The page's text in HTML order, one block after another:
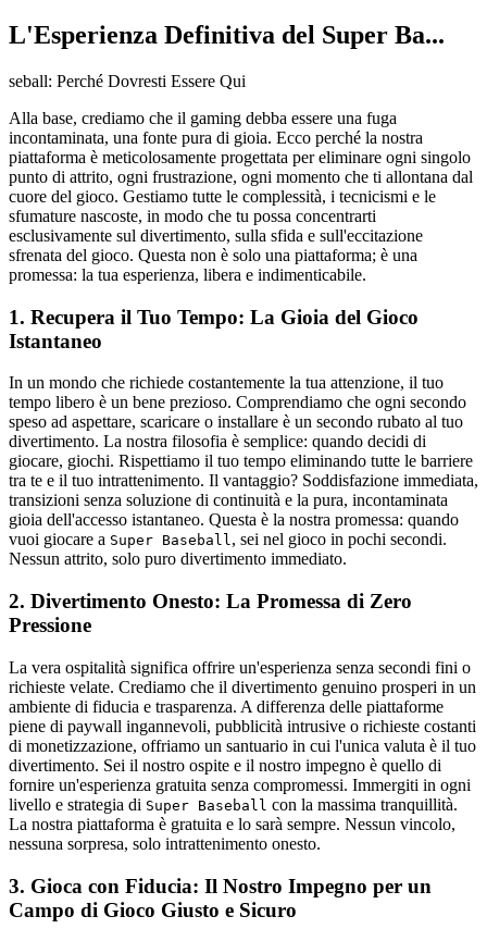
L'Esperienza Definitiva del Super Ba...
seball: Perché Dovresti Essere Qui
Alla base, crediamo che il gaming debba essere una fuga
incontaminata, una fonte pura di gioia. Ecco perché la nostra
piattaforma è meticolosamente progettata per eliminare ogni singolo
punto di attrito, ogni frustrazione, ogni momento che ti allontana dal
cuore del gioco. Gestiamo tutte le complessità, i tecnicismi e le
sfumature nascoste, in modo che tu possa concentrarti
esclusivamente sul divertimento, sulla sfida e sull'eccitazione
sfrenata del gioco. Questa non è solo una piattaforma; è una
promessa: la tua esperienza, libera e indimenticabile.
1. Recupera il Tuo Tempo: La Gioia del Gioco
Istantaneo
In un mondo che richiede costantemente la tua attenzione, il tuo
tempo libero è un bene prezioso. Comprendiamo che ogni secondo
speso ad aspettare, scaricare o installare è un secondo rubato al tuo
divertimento. La nostra filosofia è semplice: quando decidi di
giocare, giochi. Rispettiamo il tuo tempo eliminando tutte le barriere
tra te e il tuo intrattenimento. Il vantaggio? Soddisfazione immediata,
transizioni senza soluzione di continuità e la pura, incontaminata
gioia dell'accesso istantaneo. Questa è la nostra promessa: quando
vuoi giocare a Super Baseball, sei nel gioco in pochi secondi.
Nessun attrito, solo puro divertimento immediato.
2. Divertimento Onesto: La Promessa di Zero
Pressione
La vera ospitalità significa offrire un'esperienza senza secondi fini o
richieste velate. Crediamo che il divertimento genuino prosperi in un
ambiente di fiducia e trasparenza. A differenza delle piattaforme
piene di paywall ingannevoli, pubblicità intrusive o richieste costanti
di monetizzazione, offriamo un santuario in cui l'unica valuta è il tuo
divertimento. Sei il nostro ospite e il nostro impegno è quello di
fornire un'esperienza gratuita senza compromessi. Immergiti in ogni
livello e strategia di Super Baseball con la massima tranquillità.
La nostra piattaforma è gratuita e lo sarà sempre. Nessun vincolo,
nessuna sorpresa, solo intrattenimento onesto.
3. Gioca con Fiducia: Il Nostro Impegno per un
Campo di Gioco Giusto e Sicuro